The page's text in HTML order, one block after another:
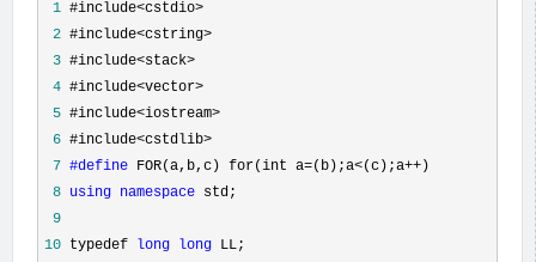
1
2
3
4
5
6
7 #define
8 using namespace
9
10 typedef long long